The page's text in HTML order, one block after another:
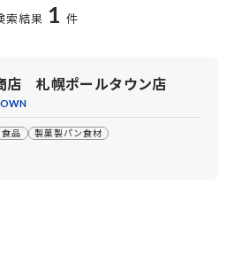
索結果 1 件
店 札幌ポールタウン店
食品 製菓製パン食材